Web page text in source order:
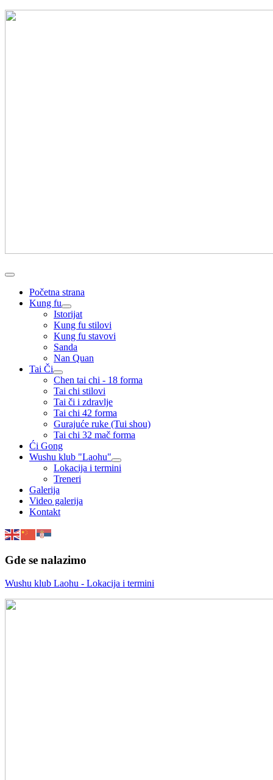
Početna strana
Kung fu
Istorijat
Kung fu stilovi
Kung fu stavovi
Sanda
Nan Quan
Tai Či
Chen tai chi - 18 forma
Tai chi stilovi
Tai či i zdravlje
Tai chi 42 forma
Gurajuće ruke (Tui shou)
Tai chi 32 mač forma
Ći Gong
Wushu klub "Laohu"
Lokacija i termini
Treneri
Galerija
Video galerija
Kontakt
Gde se nalazimo
Wushu klub Laohu - Lokacija i termini